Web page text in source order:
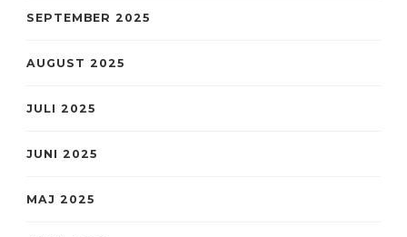
SEPTEMBER 2025
AUGUST 2025
JULI 2025
JUNI 2025
MAJ 2025